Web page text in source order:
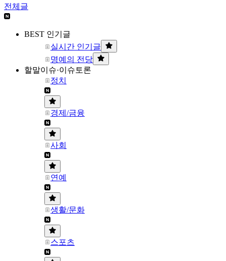
전체글
BEST 인기글
실시간 인기글
명예의 전당
할말이슈·이슈토론
정치
경제/금융
사회
연예
생활/문화
스포츠